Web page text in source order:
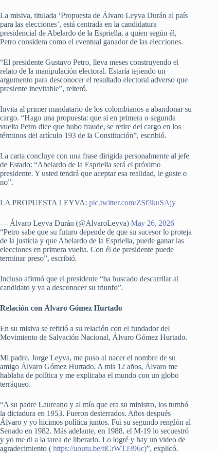
La misiva, titulada ‘Propuesta de Álvaro Leyva Durán al país
para las elecciones’, está centrada en la candidatura
presidencial de Abelardo de la Espriella, a quien según él,
Petro considera como el eventual ganador de las elecciones.
“El presidente Gustavo Petro, lleva meses construyendo el
relato de la manipulación electoral. Estaría tejiendo un
argumento para desconocer el resultado electoral adverso que
presiente inevitable”, reiteró.
Invita al primer mandatario de los colombianos a abandonar su
cargo. “Hago una propuesta: que si en primera o segunda
vuelta Petro dice que hubo fraude, se retire del cargo en los
términos del artículo 193 de la Constitución”, escribió.
La carta concluye con una frase dirigida personalmente al jefe
de Estado: “Abelardo de la Espriella será el próximo
presidente. Y usted tendrá que aceptar esa realidad, le guste o
no”.
LA PROPUESTA LEYVA: pic.twitter.com/ZSf3kuSAjy
— Álvaro Leyva Durán (@AlvaroLeyva) May 26, 2026
“Petro sabe que su futuro depende de que su sucesor lo proteja
de la justicia y que Abelardo de la Espriella, puede ganar las
elecciones en primera vuelta. Con él de presidente puede
terminar preso”, escribió.
Incluso afirmó que el presidente “ha buscado descarrilar al
candidato y va a desconocer su triunfo”.
Relación con Álvaro Gómez Hurtado
En su misiva se refirió a su relación con el fundador del
Movimiento de Salvación Nacional, Álvaro Gómez Hurtado.
Mi padre, Jorge Leyva, me puso al nacer el nombre de su
amigo Álvaro Gómez Hurtado. A mis 12 años, Álvaro me
hablaba de política y me explicaba el mundo con un globo
terráqueo.
“A su padre Laureano y al mío que era su ministro, los tumbó
la dictadura en 1953. Fueron desterrados. Años después
Álvaro y yo hicimos política juntos. Fui su segundo renglón al
Senado en 1982. Más adelante, en 1988, el M-19 lo secuestró
y yo me di a la tarea de liberarlo. Lo logré y hay un video de
agradecimiento ( https://uoutu.be/tiCrWTJ396c)”, explicó.